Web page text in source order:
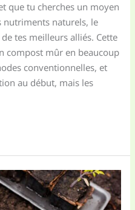
que tu cherches un moyen
nutriments naturels, le
tes meilleurs alliés. Cette
compost mûr en beaucoup
conventionnelles, et
au début, mais les